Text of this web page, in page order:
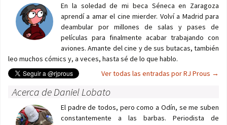
En la soledad de mi beca Séneca en Zaragoza
aprendí a amar el cine mierder. Volví a Madrid para
deambular por millones de salas y pases de
películas para finalmente acabar trabajando con
aviones. Amante del cine y de sus butacas, también
leo muchos cómics y, a veces, hasta sé de lo que hablo.
Ver todas las entradas por RJ Prous →
Acerca de Daniel Lobato
El padre de todos, pero como a Odín, se me suben
constantemente a las barbas. Periodista de